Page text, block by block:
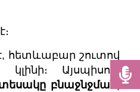
հետևաբար շուտով
Այսպիսով,
բնաջնջման,